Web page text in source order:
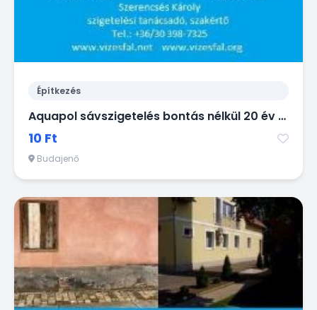
Építkezés
Aquapol sávszigetelés bontás nélkül 20 év garanciával!
10 Ft
Budajenő